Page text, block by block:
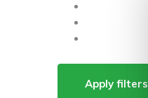
Apply filters